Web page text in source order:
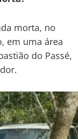
morta, no
em uma área
do Passé,